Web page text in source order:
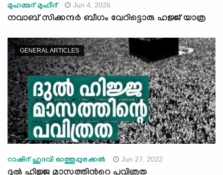
മുഹമ്മദ് മുഫീദ് Jun 4, 2026
നവാബ് സിക്കന്ദര്‍ ബീഗം വേറിട്ടൊരു ഹജ്ജ് യാത്ര
GENERAL ARTICLES
റാഷിദ് ഹുദവി ഓത്തുപ്പുരക്കല്‍ Jun 27, 2022